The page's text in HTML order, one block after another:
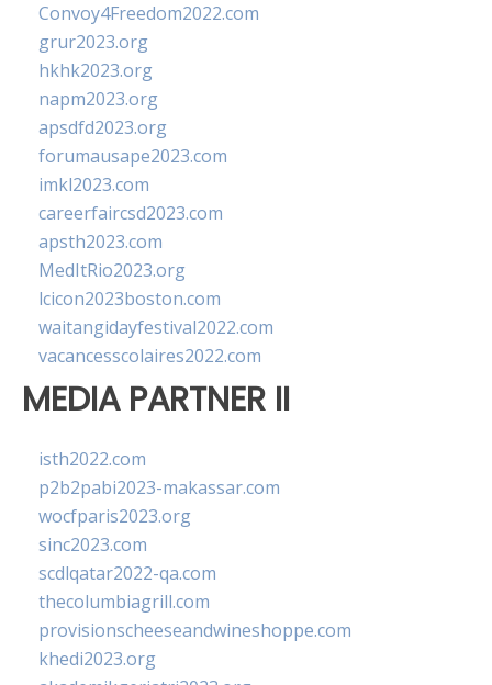
Convoy4Freedom2022.com
grur2023.org
hkhk2023.org
napm2023.org
apsdfd2023.org
forumausape2023.com
imkl2023.com
careerfaircsd2023.com
apsth2023.com
MedItRio2023.org
lcicon2023boston.com
waitangidayfestival2022.com
vacancesscolaires2022.com
MEDIA PARTNER II
isth2022.com
p2b2pabi2023-makassar.com
wocfparis2023.org
sinc2023.com
scdlqatar2022-qa.com
thecolumbiagrill.com
provisionscheeseandwineshoppe.com
khedi2023.org